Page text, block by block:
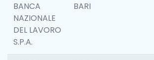
BANCA
NAZIONALE
DEL LAVORO
S.P.A.
BARI